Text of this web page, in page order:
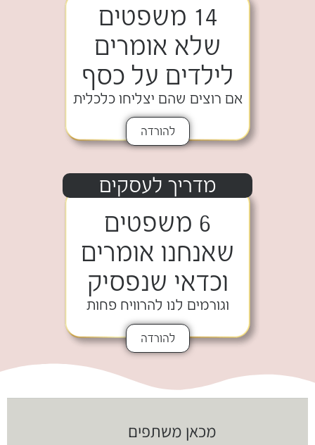
14 משפטים
שלא אומרים
לילדים על כסף
אם רוצים שהם יצליחו כלכלית
להורדה
מדריך לעסקים
6 משפטים
שאנחנו אומרים
וכדאי שנפסיק
וגורמים לנו להרוויח פחות
להורדה
מכאן משתפים